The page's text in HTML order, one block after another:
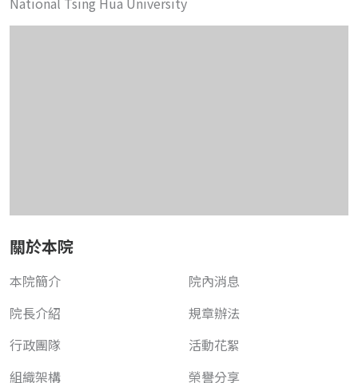
關於本院
本院簡介
院長介紹
行政團隊
組織架構
院內消息
規章辦法
活動花絮
榮譽分享